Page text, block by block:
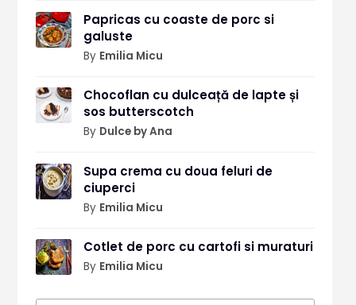
Papricas cu coaste de porc si
galuste
By Emilia Micu
Chocoflan cu dulceață de lapte și
sos butterscotch
By Dulce by Ana
Supa crema cu doua feluri de
ciuperci
By Emilia Micu
Cotlet de porc cu cartofi si muraturi
By Emilia Micu